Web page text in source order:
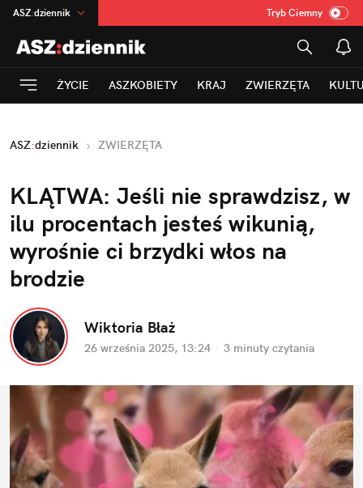
ASZ:dziennik
na:Temat
INN:Poland
mama
Rozrywka
Tryb Ciemny
ŻYCIE ASZKOBIETY KRAJ ZWIERZĘTA
ASZ:dziennik ZWIERZĘTA
KLĄTWA: Jeśli nie sprawdzisz, w
ilu procentach jesteś wikunią,
wyrośnie ci brzydki włos na
brodzie
Wiktoria Błaż
26 września 2025, 13:24 · 3 minuty czytania